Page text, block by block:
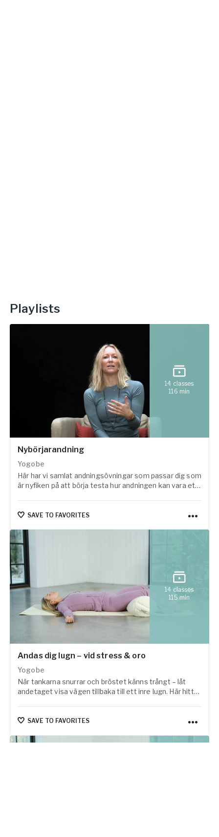
Playlists
14 classes
116 min
Nybörjarandning
Yogobe
Här har vi samlat andningsövningar som passar dig som
är nyfiken på att börja testa hur andningen kan vara ett
SAVE TO FAVORITES
14 classes
115 min
Andas dig lugn – vid stress & oro
Yogobe
När tankarna snurrar och bröstet känns trångt – låt
andetaget visa vägen tillbaka till ett inre lugn. Här hittar
ett andetag i taget.
SAVE TO FAVORITES